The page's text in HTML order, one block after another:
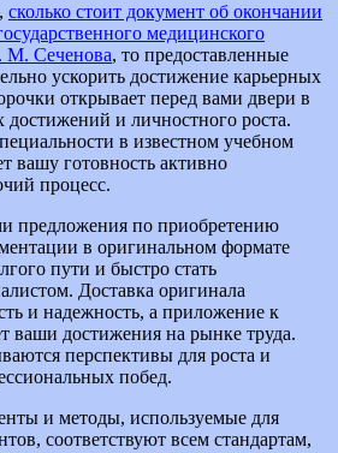
сколько стоит документ об окончании
медицинского
М. Сеченова, то предоставленные
ускорить достижение карьерных
открывает перед вами двери в
и личностного роста.
в известном учебном
вашу готовность активно
процесс.
предложения по приобретению
в оригинальном формате
пути и быстро стать
Доставка оригинала
и надежность, а приложение к
ваши достижения на рынке труда.
перспективы для роста и
побед.
и методы, используемые для
соответствуют всем стандартам,